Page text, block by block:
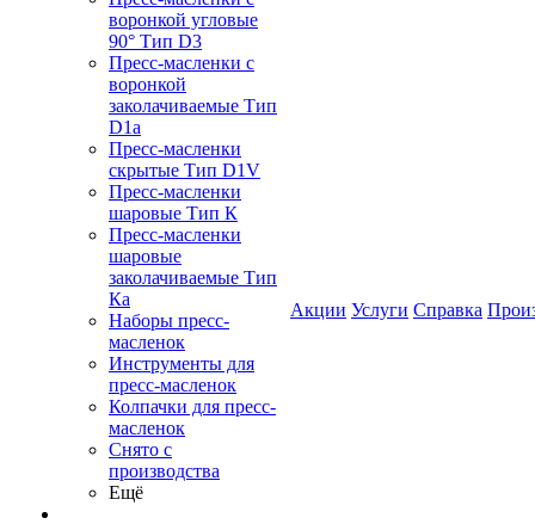
воронкой угловые
90° Тип D3
Пресс-масленки с
воронкой
заколачиваемые Тип
D1a
Пресс-масленки
скрытые Тип D1V
Пресс-масленки
шаровые Тип К
Пресс-масленки
шаровые
заколачиваемые Тип
Кa
Наборы пресс-
масленок
Инструменты для
пресс-масленок
Колпачки для пресс-
масленок
Снято с
производства
Ещё
Акции Услуги Справка